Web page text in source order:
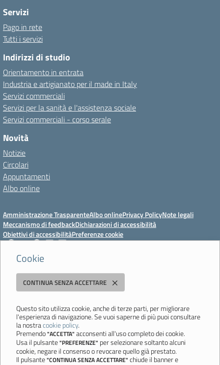
Cookie
CONTINUA SENZA ACCETTARE
Questo sito utilizza cookie, anche di terze parti, per migliorare
l'esperienza di navigazione. Se vuoi saperne di più puoi consultare
la nostracookie policy.
Premendo"ACCETTA" acconsenti all'uso completo dei cookie.
Usa il pulsante"PREFERENZE" per selezionare soltanto alcuni
cookie, negare il consenso o revocare quello già prestato.
Il pulsante"CONTINUA SENZA ACCETTARE" chiude il banner e
Servizi
Pago in rete
Tutti i servizi
Indirizzi di studio
Orientamento in entrata
Industria e artigianato per il made in Italy
Servizi commerciali
Servizi per la sanità e l'assistenza sociale
Servizi commerciali - corso serale
Novità
Notizie
Circolari
Appuntamenti
Albo online
Amministrazione TrasparenteAlbo onlinePrivacy PolicyNote legali
Meccanismo di feedbackDichiarazioni di accessibilità
Obiettivi di accessibilitàPreferenze cookie
Istituto Professionale Statale Socio-Commerciale-Artigianale "Cattaneo -
Deledda"
351005 - Email:morc08000g@istruzione.it- PEC:
morc08000g@pec.istruzione.it
Codice meccanografico: MORC08000G - C.F. 94177200360
Ultimo aggiornamento: Mercoledì, 29 Luglio 2026 ore 10:08